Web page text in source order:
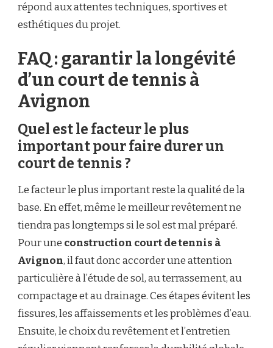
répond aux attentes techniques, sportives et
esthétiques du projet.
FAQ : garantir la longévité
d’un court de tennis à
Avignon
Quel est le facteur le plus
important pour faire durer un
court de tennis ?
Le facteur le plus important reste la qualité de la
base. En effet, même le meilleur revêtement ne
tiendra pas longtemps si le sol est mal préparé.
Pour une construction court de tennis à
Avignon, il faut donc accorder une attention
particulière à l’étude de sol, au terrassement, au
compactage et au drainage. Ces étapes évitent les
fissures, les affaissements et les problèmes d’eau.
Ensuite, le choix du revêtement et l’entretien